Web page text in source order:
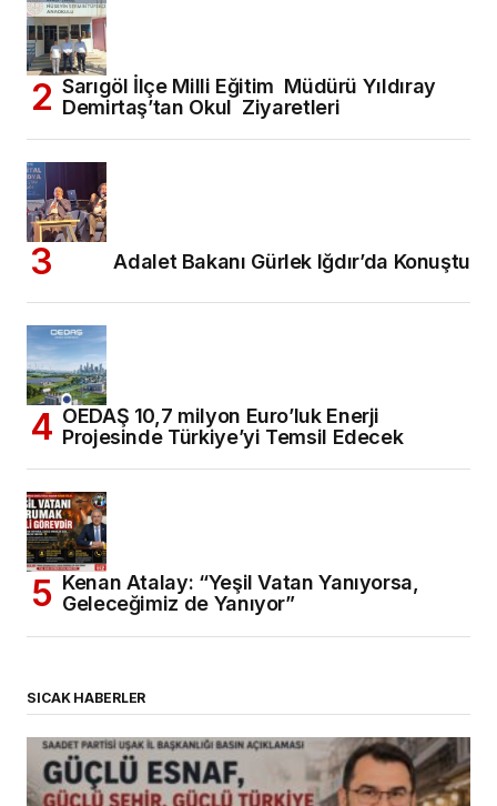
Sarıgöl İlçe Milli Eğitim Müdürü Yıldıray
Demirtaş’tan Okul Ziyaretleri
Adalet Bakanı Gürlek Iğdır’da Konuştu
OEDAŞ 10,7 milyon Euro’luk Enerji
Projesinde Türkiye’yi Temsil Edecek
Kenan Atalay: “Yeşil Vatan Yanıyorsa,
Geleceğimiz de Yanıyor”
SICAK HABERLER